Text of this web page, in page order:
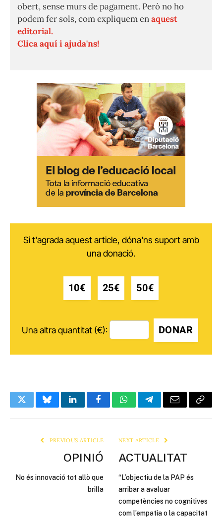
obert, sense murs de pagament. Però no ho
podem fer sols, com expliquem enaquest
editorial.
Clica aquí i ajuda'ns!
Si t'agrada aquest article, dóna'ns suport amb
una donació.
10€ 25€ 50€
Una altra quantitat (€): DONAR
TwitterBlueskyLinkedInFacebookWhatsAppTelegramEmail Copy
PREVIOUS ARTICLE
OPINIÓ
No és innovació tot allò que
brilla
NEXT ARTICLE
ACTUALITAT
“L’objectiu de la PAP és
arribar a avaluar
competències no cognitives
com l’empatia o la capacitat